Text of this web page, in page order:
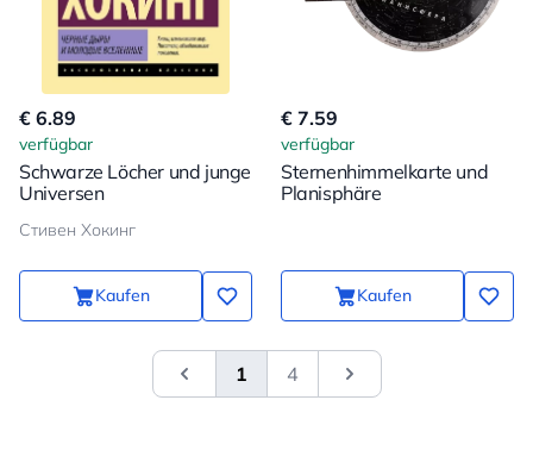
€ 6.89
verfügbar
Schwarze Löcher und junge
Universen
Стивен Хокинг
Kaufen
€ 7.59
verfügbar
Sternenhimmelkarte und
Planisphäre
Kaufen
&laquo; Vorherige
1 4 Next